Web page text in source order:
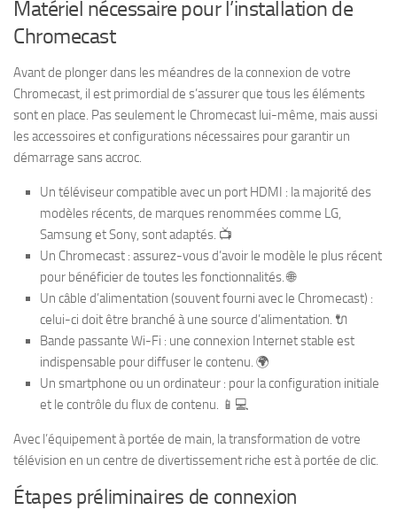
Matériel nécessaire pour l’installation de
Chromecast
Avant de plonger dans les méandres de la connexion de votre
Chromecast, il est primordial de s’assurer que tous les éléments
sont en place. Pas seulement le Chromecast lui-même, mais aussi
les accessoires et configurations nécessaires pour garantir un
démarrage sans accroc.
Un téléviseur compatible avec un port HDMI : la majorité des
modèles récents, de marques renommées comme LG,
Samsung et Sony, sont adaptés. 📺
Un Chromecast : assurez-vous d’avoir le modèle le plus récent
pour bénéficier de toutes les fonctionnalités. 🌐
Un câble d’alimentation (souvent fourni avec le Chromecast) :
celui-ci doit être branché à une source d’alimentation. 🔌
Bande passante Wi-Fi : une connexion Internet stable est
indispensable pour diffuser le contenu. 🌍
Un smartphone ou un ordinateur : pour la configuration initiale
et le contrôle du flux de contenu. 📱💻
Avec l’équipement à portée de main, la transformation de votre
télévision en un centre de divertissement riche est à portée de clic.
Étapes préliminaires de connexion